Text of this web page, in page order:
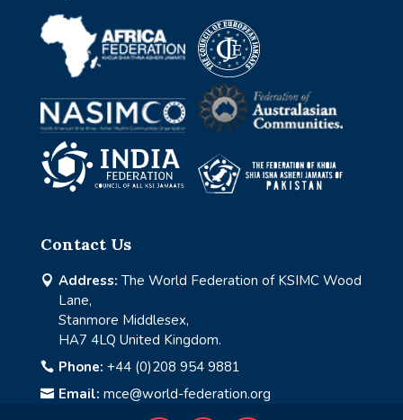
Contact Us
 Address: The World Federation of KSIMC Wood
Lane,
Stanmore Middlesex,
HA7 4LQ United Kingdom.
 Phone: +44 (0)208 954 9881
 Email: mce@world-federation.org